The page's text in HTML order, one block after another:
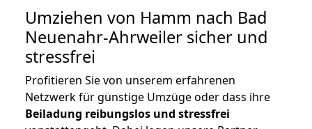
Umziehen von Hamm nach Bad
Neuenahr-Ahrweiler sicher und
stressfrei
Profitieren Sie von unserem erfahrenen
Netzwerk für günstige Umzüge oder dass ihre
Beiladung reibungslos und stressfrei